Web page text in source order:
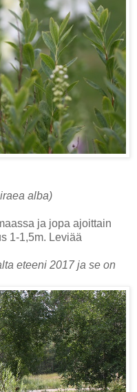
alba)
ja jopa ajoittain
1-1,5m. Leviää
eteeni 2017 ja se on